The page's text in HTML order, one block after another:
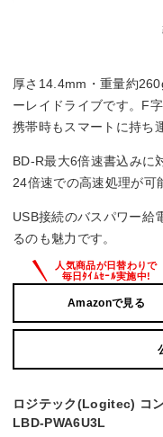
○
6 倍速
BD-RE書き換え速度
厚さ14.4mm・重量約
ーレイドライブです。F
携帯時もスマートに持ち
BD-R最大6倍速書込みに
24倍速での高速処理が可
USB接続のバスパワー給
るのも魅力です。
Amazonで見る
ロジテック(Logitec) コ
LBD-PWA6U3L